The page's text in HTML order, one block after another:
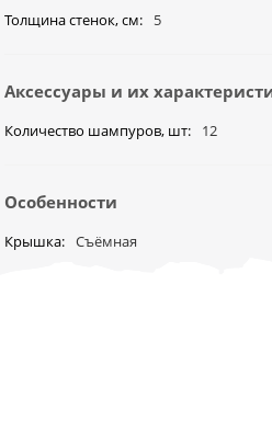
Толщина стенок, см
5
Аксессуары и их
Количество шампуров, шт 12
Особенности
Крышка Съёмная